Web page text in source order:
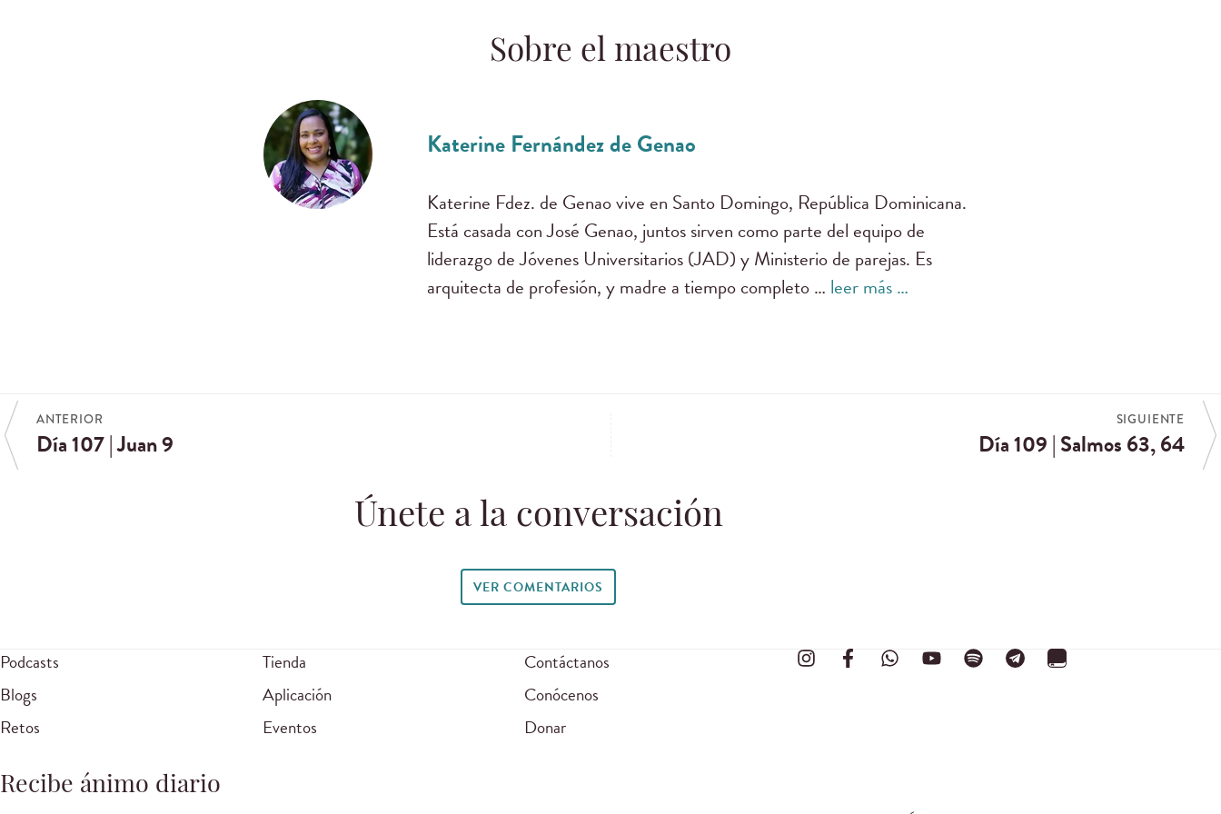
Sobre el maestro
Katerine Fernández de Genao
Katerine Fdez. de Genao vive en Santo Domingo, República Dominicana.
Está casada con José Genao, juntos sirven como parte del equipo de
liderazgo de Jóvenes Universitarios (JAD) y Ministerio de parejas. Es
arquitecta de profesión, y madre a tiempo completo … leer más …
ANTERIOR
Día 107 | Juan 9
SIGUIENTE
Día 109 | Salmos 63, 64
Únete a la conversación
VER COMENTARIOS
Podcasts
Blogs
Retos
Tienda
Aplicación
Eventos
Contáctanos
Conócenos
Donar
Recibe ánimo diario